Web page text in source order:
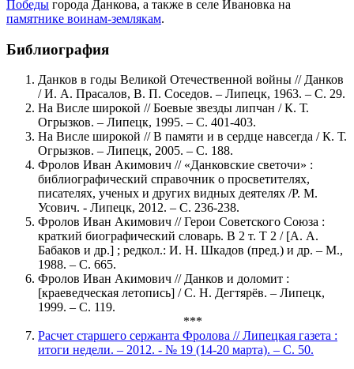
Победы города Данкова, а также в селе Ивановка на
памятнике воинам-землякам.
Библиография
Данков в годы Великой Отечественной войны // Данков
/ И. А. Прасалов, В. П. Соседов. – Липецк, 1963. – С. 29.
На Висле широкой // Боевые звезды липчан / К. Т.
Огрызков. – Липецк, 1995. – С. 401-403.
На Висле широкой // В памяти и в сердце навсегда / К. Т.
Огрызков. – Липецк, 2005. – С. 188.
Фролов Иван Акимович // «Данковские светочи» :
библиографический справочник о просветителях,
писателях, ученых и других видных деятелях /Р. М.
Усович. - Липецк, 2012. – С. 236-238.
Фролов Иван Акимович // Герои Советского Союза :
краткий биографический словарь. В 2 т. Т 2 / [А. А.
Бабаков и др.] ; редкол.: И. Н. Шкадов (пред.) и др. – М.,
1988. – С. 665.
Фролов Иван Акимович // Данков и доломит :
[краеведческая летопись] / С. Н. Дегтярёв. – Липецк,
1999. – C. 119.
***
Расчет старшего сержанта Фролова // Липецкая газета :
итоги недели. – 2012. - № 19 (14-20 марта). – С. 50.